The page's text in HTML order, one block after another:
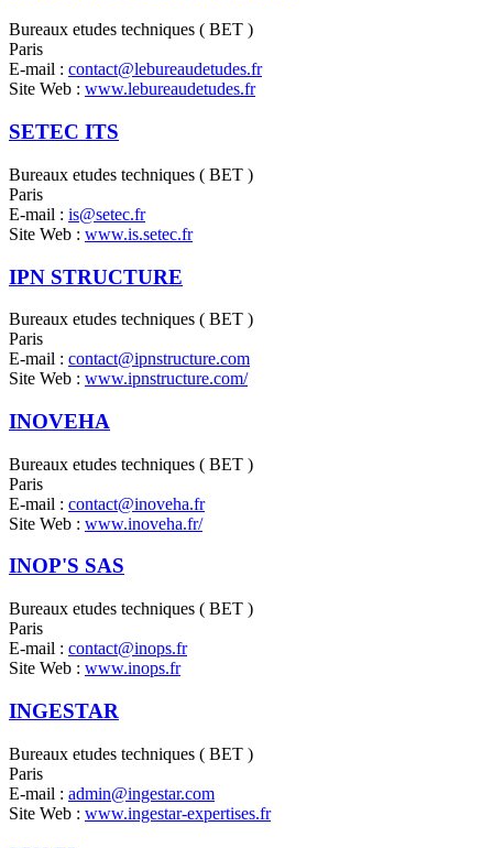
Bureaux etudes techniques ( BET )
Paris
E-mail : contact@lebureaudetudes.fr
Site Web : www.lebureaudetudes.fr
SETEC ITS
Bureaux etudes techniques ( BET )
Paris
E-mail : is@setec.fr
Site Web : www.is.setec.fr
IPN STRUCTURE
Bureaux etudes techniques ( BET )
Paris
E-mail : contact@ipnstructure.com
Site Web : www.ipnstructure.com/
INOVEHA
Bureaux etudes techniques ( BET )
Paris
E-mail : contact@inoveha.fr
Site Web : www.inoveha.fr/
INOP'S SAS
Bureaux etudes techniques ( BET )
Paris
E-mail : contact@inops.fr
Site Web : www.inops.fr
INGESTAR
Bureaux etudes techniques ( BET )
Paris
E-mail : admin@ingestar.com
Site Web : www.ingestar-expertises.fr